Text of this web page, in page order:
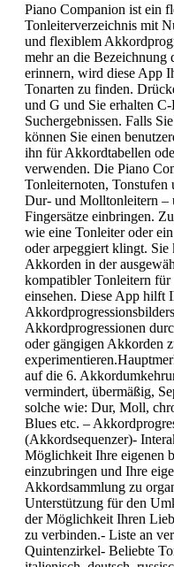
Piano Companion ist ein
Tonleiterverzeichnis mit
und flexiblem
mehr an die Bezeichnung
erinnern, wird diese App
Tonarten zu finden.
und G und Sie erhalten
Suchergebnissen. Falls
können Sie einen
ihn für Akkordtabellen
verwenden. Die Piano
Tonleiternoten, Tonstufen
Dur- und Molltonleitern –
Fingersätze einbringen.
wie eine Tonleiter oder
oder arpeggiert klingt.
Akkorden in der
kompatibler Tonleitern
einsehen. Diese App hilft
Akkordprogressionen
oder gängigen Akkorden
auf die 6.
vermindert, übermäßig,
solche wie: Dur, Moll,
Blues etc. –
(Akkordsequenzer)-
Möglichkeit Ihre eigenen
einzubringen und Ihre
Akkordsammlung zu
Unterstützung für den
der Möglichkeit Ihren
zu verbinden.- Liste an
Quintenzirkel- Beliebte